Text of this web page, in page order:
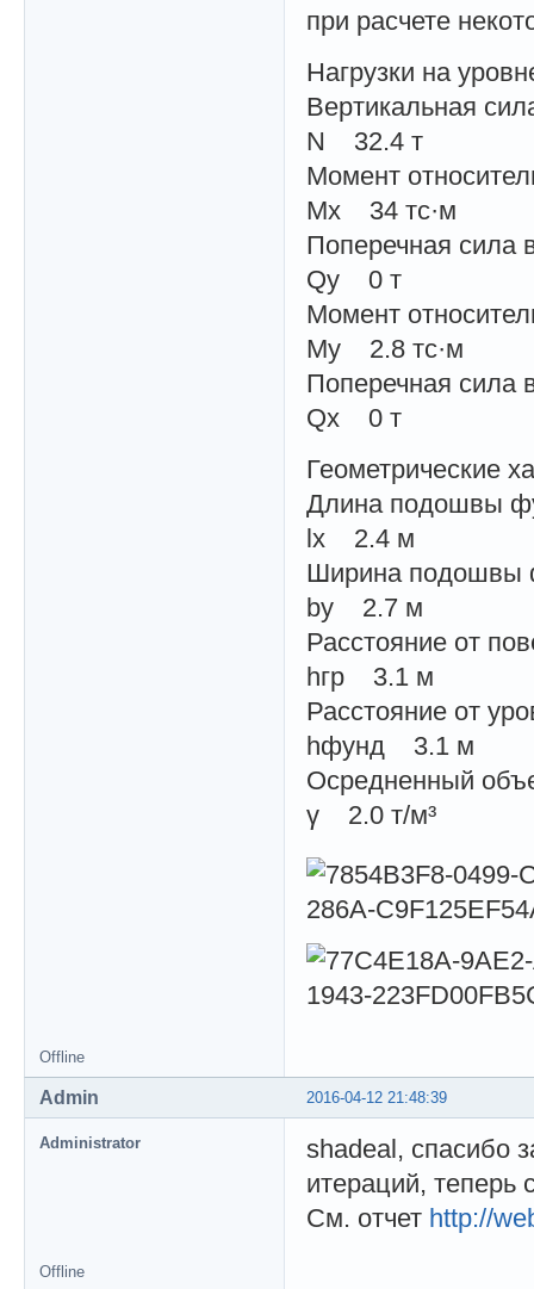
при расчете
Нагрузки на
Вертикальная
N 32.4 т
Момент
Mx 34 тс·м
Поперечная сила
Qy 0 т
Момент
My 2.8 тс·м
Поперечная сила
Qx 0 т
Геометрические
Длина подошвы
lx 2.4 м
Ширина подошвы
by 2.7 м
Расстояние от
hгр 3.1 м
Расстояние от
hфунд 3.1 м
Осредненный
γ 2.0 т/м³
Offline
2016-04-12 21:48:39
Admin
Administrator
shadeal, спасибо
итераций, теперь
См. отчет http://
Offline